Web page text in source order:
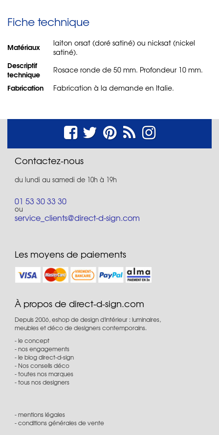
Fiche technique
Matériaux
laiton orsat (doré satiné) ou nicksat (nickel
satiné).
Descriptif
technique
Rosace ronde de 50 mm. Profondeur 10 mm.
Fabrication Fabrication à la demande en Italie.
Contactez-nous
du lundi au samedi de 10h à 19h
01 53 30 33 30
ou
service_clients@direct-d-sign.com
Les moyens de paiements
À propos de direct-d-sign.com
Depuis 2006, eshop de design d'intérieur : luminaires,
meubles et déco de designers contemporains.
le concept
nos engagements
le blog direct-d-sign
Nos conseils déco
toutes nos marques
tous nos designers
mentions légales
conditions générales de vente